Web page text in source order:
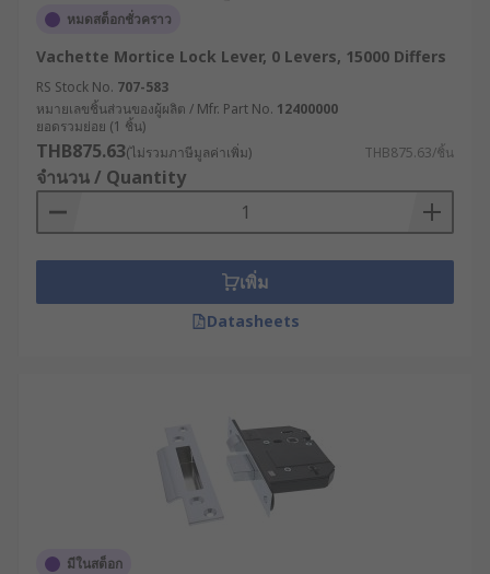
หมดสต็อกชั่วคราว
Vachette Mortice Lock Lever, 0 Levers, 15000 Differs
RS Stock No. 707-583
หมายเลขชิ้นส่วนของผู้ผลิต / Mfr. Part No. 12400000
ยอดรวมย่อย (1 ชิ้น)
THB875.63(ไม่รวมภาษีมูลค่าเพิ่ม) THB875.63/ชิ้น
จำนวน / Quantity
เพิ่ม
Datasheets
มีในสต็อก